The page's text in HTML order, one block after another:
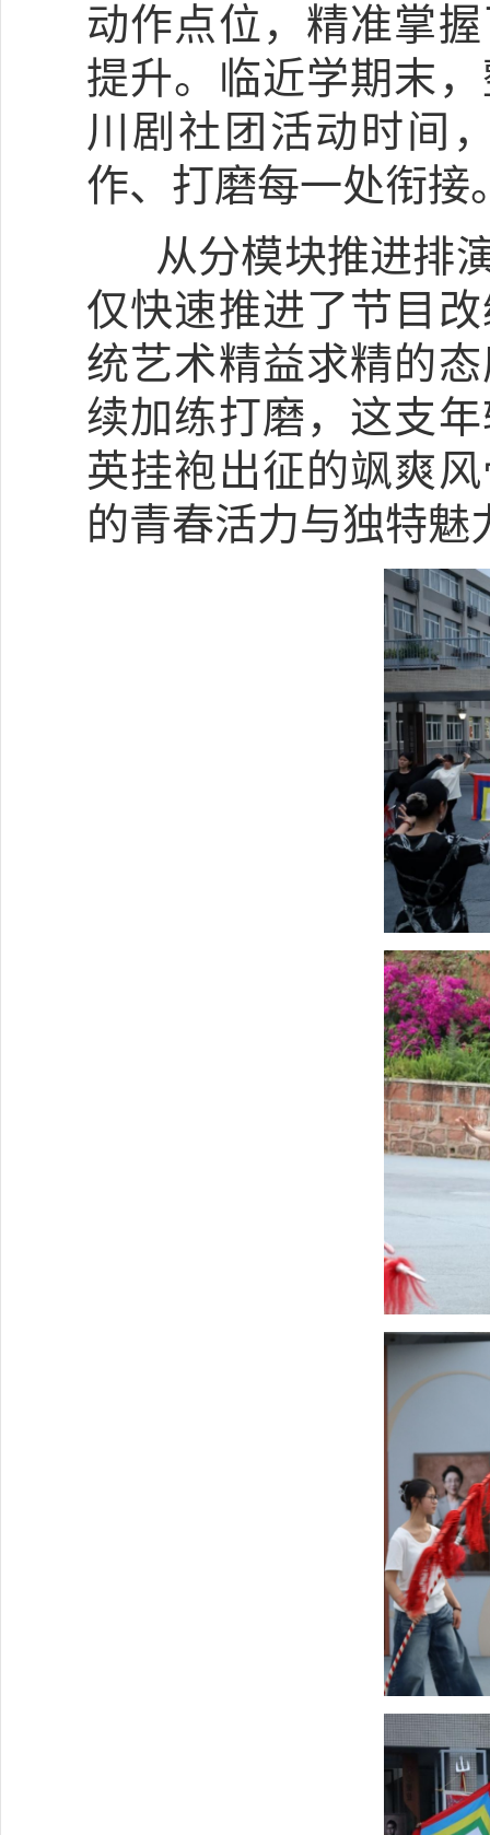
动作点位，精准掌
提升。临近学期末
川剧 社团 活动时间
作、打磨每一处衔接
从分模块推进排
仅快速推进了节目
统艺术精益求精的
续加练打磨，这支
英挂袍出征的飒爽
的青春活力与独特魅